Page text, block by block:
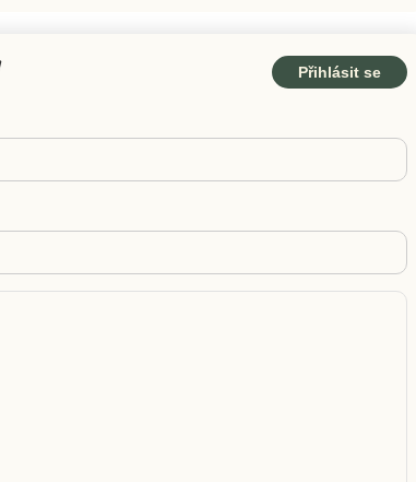
Přihlásit se